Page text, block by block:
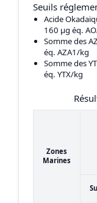
Seuils
Acide
160 μg éq.
Somme des
éq. AZA1/kg
Somme des
éq. YTX/kg
Zones
Marines